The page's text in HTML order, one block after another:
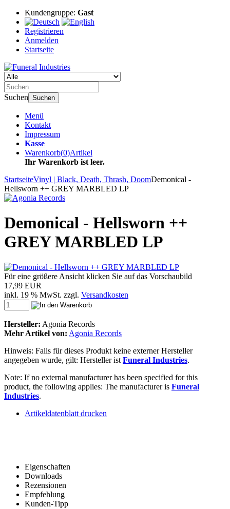
Kundengruppe: Gast
Registrieren
Anmelden
Startseite
Suchen Suchen
Menü
Kontakt
Impressum
Kasse
Warenkorb(0)Artikel
Ihr Warenkorb ist leer.
StartseiteVinyl | Black, Death, Thrash, DoomDemonical -
Hellsworn ++ GREY MARBLED LP
Demonical - Hellsworn ++
GREY MARBLED LP
Für eine größere Ansicht klicken Sie auf das Vorschaubild
17,99 EUR
inkl. 19 % MwSt. zzgl. Versandkosten
Hersteller: Agonia Records
Mehr Artikel von: Agonia Records
Hinweis: Falls für dieses Produkt keine externer Hersteller
angegeben wurde, gilt: Hersteller ist Funeral Industries.
Note: If no external manufacturer has been specified for this
product, the following applies: The manufacturer is Funeral
Industries.
Artikeldatenblatt drucken
Eigenschaften
Downloads
Rezensionen
Empfehlung
Kunden-Tipp